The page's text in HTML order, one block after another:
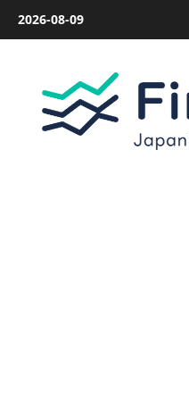
2026-08-09